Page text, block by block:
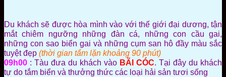
Du khách sẽ được hòa mình vào với thế giới đại dương, tận
mắt chiêm ngưỡng những đàn cá, những con cầu gai,
những con sao biển gai và những cụm san hô đầy màu sắc
tuyệt đẹp (thời gian tắm lặn khoảng 90 phút)
09h00 : Tàu đưa du khách vào BÃI CÓC. Tại đây du khách
tự do tắm biển và thưởng thức các loại hải sản tươi sống